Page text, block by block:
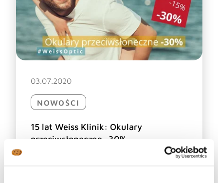
03.07.2020
NOWOŚCI
15 lat Weiss Klinik: Okulary
przeciwsłoneczne -30%